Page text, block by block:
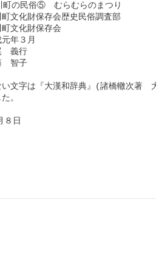
の民俗⑤　むらむらのまつり
文化財保存会歴史民俗調査部
文化財保存会
年３月
　義行
　智子
字は『大漢和辞典』(諸橋轍次著　大
。
８日